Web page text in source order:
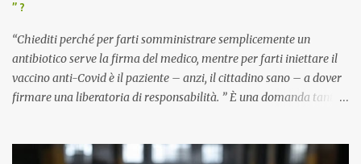
” ?
“Chiediti perché per farti somministrare semplicemente un
antibiotico serve la firma del medico, mentre per farti iniettare il
vaccino anti-Covid è il paziente – anzi, il cittadino sano – a dover
firmare una liberatoria di responsabilità. ” È una domanda tanto
pandemia. Un interrogativo che dovrebbe scuotere chiunque abbia